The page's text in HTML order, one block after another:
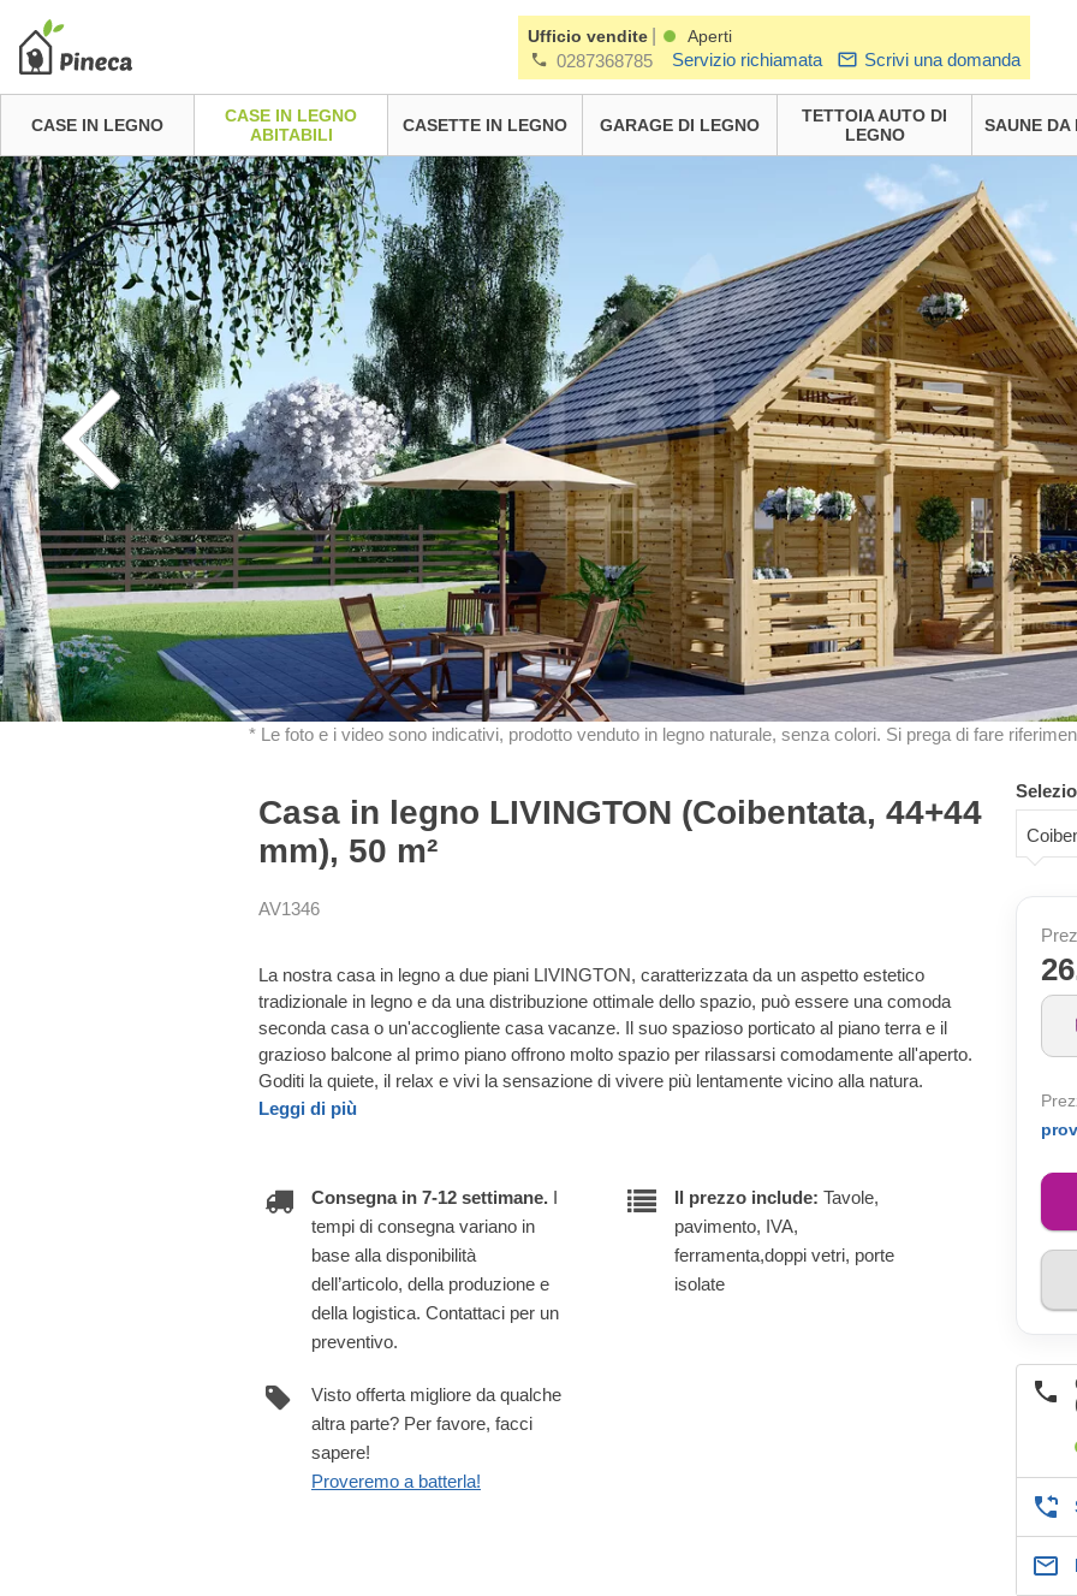
Ufficio vendite Aperti
0287368785 Servizio richiamata Scrivi una domanda
CASE IN LEGNO
CASE IN LEGNO
ABITABILI
CASETTE IN LEGNO GARAGE DI LEGNO
TETTOIA AUTO DI
LEGNO
SAUNE DA
* Le foto e i video sono indicativi, prodotto venduto in legno naturale, senza colori. Si prega di fare
Casa in legno LIVINGTON (Coibentata, 44+44
mm), 50 m²
AV1346
La nostra casa in legno a due piani LIVINGTON, caratterizzata da un aspetto estetico
tradizionale in legno e da una distribuzione ottimale dello spazio, può essere una comoda
seconda casa o un'accogliente casa vacanze. Il suo spazioso porticato al piano terra e il
grazioso balcone al primo piano offrono molto spazio per rilassarsi comodamente all'aperto.
Goditi la quiete, il relax e vivi la sensazione di vivere più lentamente vicino alla natura.
Leggi di più
Consegna in 7-12 settimane. I
tempi di consegna variano in
base alla disponibilità
dell’articolo, della produzione e
della logistica. Contattaci per un
preventivo.
Il prezzo include: Tavole,
pavimento, IVA,
ferramenta,doppi vetri, porte
isolate
Visto offerta migliore da qualche
altra parte? Per favore, facci
sapere!
Proveremo a batterla!